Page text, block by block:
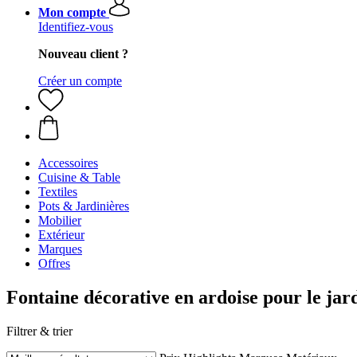
Mon compte
Identifiez-vous
Nouveau client ?
Créer un compte
Accessoires
Cuisine & Table
Textiles
Pots & Jardinières
Mobilier
Extérieur
Marques
Offres
Fontaine décorative en ardoise pour le
Filtrer & trier